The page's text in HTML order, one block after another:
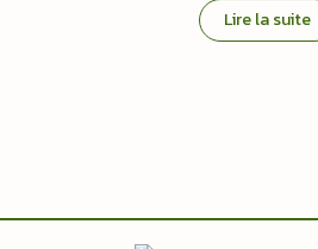
Lire la suite